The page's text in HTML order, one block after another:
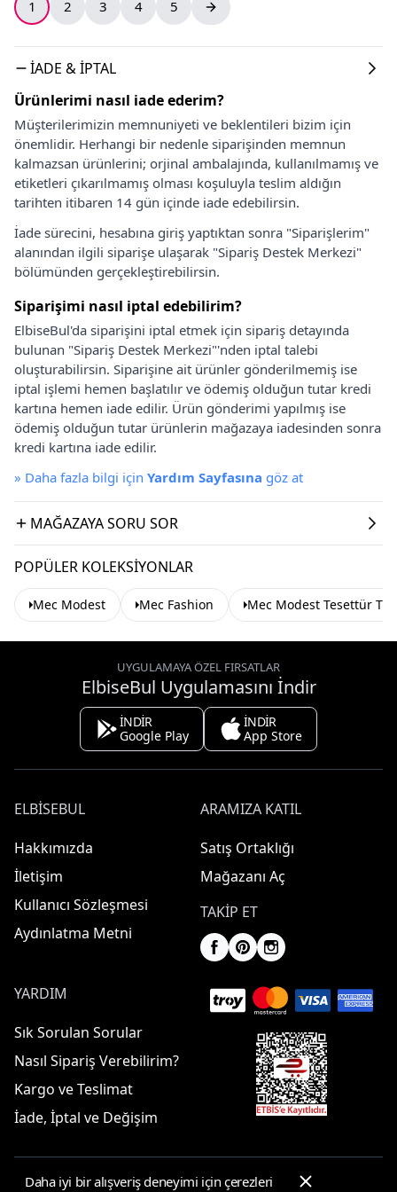
1 2 3 4 5
İADE & İPTAL
Ürünlerimi nasıl iade ederim?
Müşterilerimizin memnuniyeti ve beklentileri bizim için
önemlidir. Herhangi bir nedenle siparişinden memnun
kalmazsan ürünlerini; orjinal ambalajında, kullanılmamış ve
etiketleri çıkarılmamış olması koşuluyla teslim aldığın
tarihten itibaren 14 gün içinde iade edebilirsin.
İade sürecini, hesabına giriş yaptıktan sonra "Siparişlerim"
alanından ilgili siparişe ulaşarak "Sipariş Destek Merkezi"
bölümünden gerçekleştirebilirsin.
Siparişimi nasıl iptal edebilirim?
ElbiseBul'da siparişini iptal etmek için sipariş detayında
bulunan "Sipariş Destek Merkezi"'nden iptal talebi
oluşturabilirsin. Siparişine ait ürünler gönderilmemiş ise
iptal işlemi hemen başlatılır ve ödemiş olduğun tutar kredi
kartına hemen iade edilir. Ürün gönderimi yapılmış ise
ödemiş olduğun tutar ürünlerin mağazaya iadesinden sonra
kredi kartına iade edilir.
» Daha fazla bilgi için Yardım Sayfasına göz at
MAĞAZAYA SORU SOR
POPÜLER KOLEKSIYONLAR
Mec Modest Mec Fashion Mec Modest Tesettür
UYGULAMAYA ÖZEL FIRSATLAR
ElbiseBul Uygulamasını İndir
İNDİR
Google Play
İNDİR
App Store
ELBISEBUL
Hakkımızda
İletişim
Kullanıcı Sözleşmesi
Aydınlatma Metni
ARAMIZA KATIL
Satış Ortaklığı
Mağazanı Aç
TAKIP ET
YARDIM
Sık Sorulan Sorular
Nasıl Sipariş Verebilirim?
Kargo ve Teslimat
İade, İptal ve Değişim
Daha iyi bir alışveriş deneyimi için çerezleri